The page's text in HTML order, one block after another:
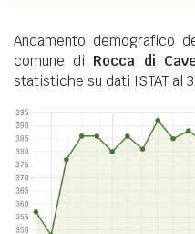
Andamento demografico
comune di Rocca di
statistiche su dati ISTAT al